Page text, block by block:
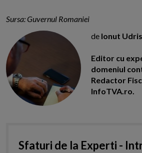
Sursa: Guvernul Romaniei
de Ionut
Editor cu
domeniul
Redactor
InfoTVA.ro.
Sfaturi de la Experti -